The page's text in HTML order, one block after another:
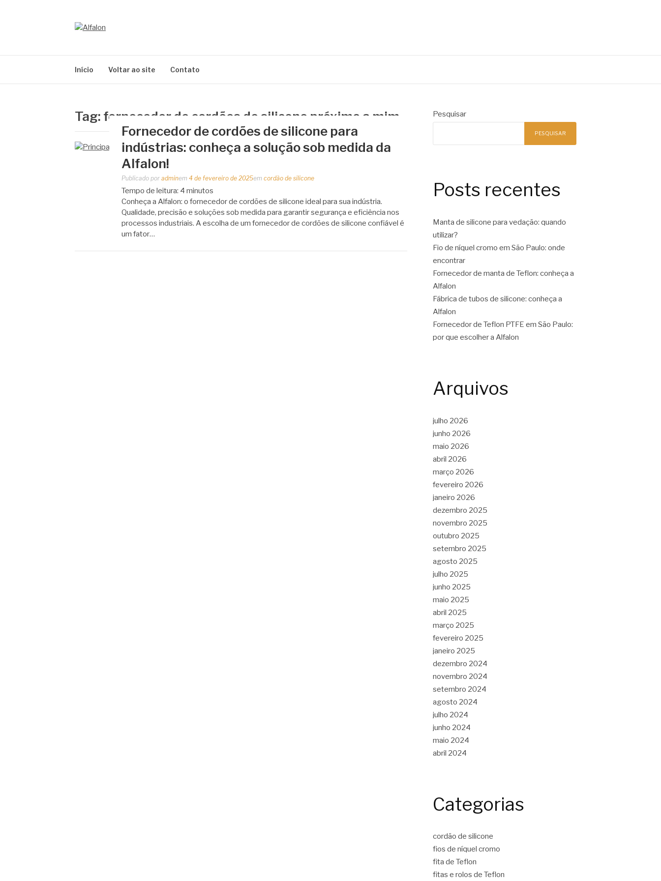
Início Voltar ao site Contato
Tag: fornecedor de cordões de silicone próximo a mim
Fornecedor de cordões de silicone para
indústrias: conheça a solução sob medida da
Alfalon!
Publicado por adminem 4 de fevereiro de 2025em cordão de silicone
Tempo de leitura: 4 minutos
Conheça a Alfalon: o fornecedor de cordões de silicone ideal para sua indústria.
Qualidade, precisão e soluções sob medida para garantir segurança e eficiência nos
processos industriais. A escolha de um fornecedor de cordões de silicone confiável é
um fator…
Pesquisar
PESQUISAR
Posts recentes
Manta de silicone para vedação: quando
utilizar?
Fio de níquel cromo em São Paulo: onde
encontrar
Fornecedor de manta de Teflon: conheça a
Alfalon
Fábrica de tubos de silicone: conheça a
Alfalon
Fornecedor de Teflon PTFE em São Paulo:
por que escolher a Alfalon
Arquivos
julho 2026
junho 2026
maio 2026
abril 2026
março 2026
fevereiro 2026
janeiro 2026
dezembro 2025
novembro 2025
outubro 2025
setembro 2025
agosto 2025
julho 2025
junho 2025
maio 2025
abril 2025
março 2025
fevereiro 2025
janeiro 2025
dezembro 2024
novembro 2024
setembro 2024
agosto 2024
julho 2024
junho 2024
maio 2024
abril 2024
Categorias
cordão de silicone
fios de níquel cromo
fita de Teflon
fitas e rolos de Teflon